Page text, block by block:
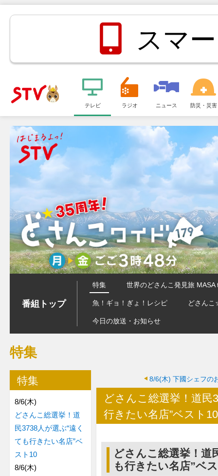
ＳＴＶ札
幌テレビ
スマ
メ
ュ
テレビ ラジオ ニュース 防災・災害
番組トップ
特集 世界のどさんこ発見旅 MASA
魚！ギョ！ぎょ！レシピ どさん
今日の放送・お知らせ
特集
8/6(木) 下國シェフの
どさんこ総選挙！道民
行きたい名店”ベスト10
どさんこ総選挙！道
も行きたい名店”ベ
特集
8/6(木)
どさんこ総選挙！道
民3738人が選ぶ“遠く
ても行きたい名店”ベ
スト10
8/6(木)